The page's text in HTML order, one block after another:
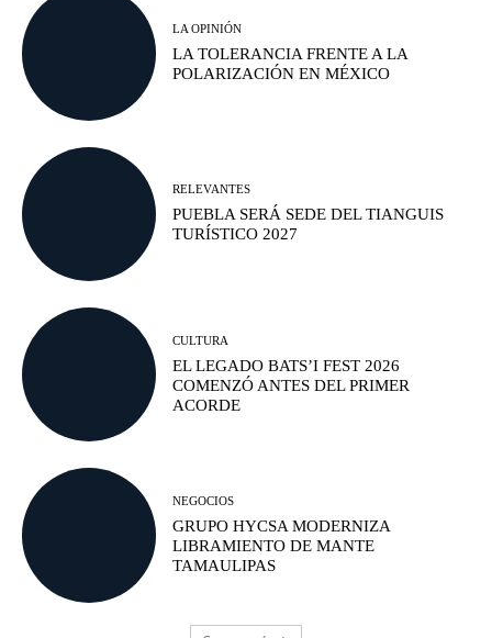
LA OPINIÓN
LA TOLERANCIA FRENTE A LA
POLARIZACIÓN EN MÉXICO
RELEVANTES
PUEBLA SERÁ SEDE DEL TIANGUIS
TURÍSTICO 2027
CULTURA
EL LEGADO BATS’I FEST 2026
COMENZÓ ANTES DEL PRIMER
ACORDE
NEGOCIOS
GRUPO HYCSA MODERNIZA
LIBRAMIENTO DE MANTE
TAMAULIPAS